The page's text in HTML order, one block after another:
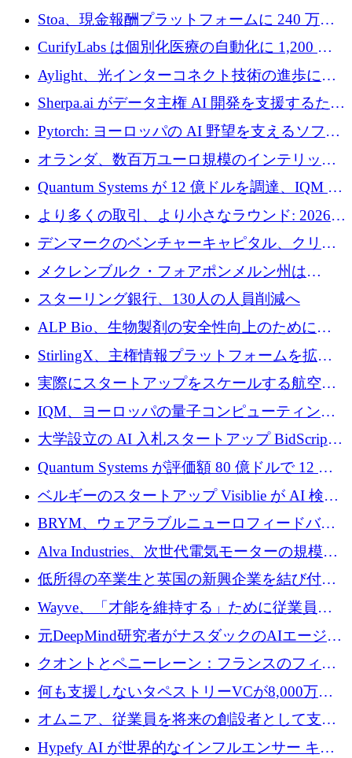
調達、年間収益1億ドルを突破
Stoa、現金報酬プラットフォームに 240 万ド
ルを確保
CurifyLabs は個別化医療の自動化に 1,200 万
ユーロを寄付
Aylight、光インターコネクト技術の進歩に向
けて450万ユーロのプレシードラウンドを終了
Sherpa.ai がデータ主権 AI 開発を支援するため
に 1,800 万ドルを調達
Pytorch: ヨーロッパの AI 野望を支えるソフト
ウェア層
オランダ、数百万ユーロ規模のインテリック
との提携で軍用ドローンにソフトウェアファ
ースト戦略を採用
Quantum Systems が 12 億ドルを調達、IQM が
米国の主要取引所で初の欧州量子企業とな
る、6 月に欧州のスタートアップ資金調達
より多くの取引、より小さなラウンド: 2026
年 6 月に欧州のスタートアップ資金調達
デンマークのベンチャーキャピタル、クリメ
ンタム・キャピタルが気候変動対策ハードウ
ェア投資として初回クローズで6,000万ユーロ
を確保
メクレンブルク・フォアポンメルン州は
Nextcloud を州全体に展開し、オープンソース
スターリング銀行、130人の人員削減へ
ALP Bio、生物製剤の安全性向上のために
Venture Kick から 16 万 1,000 ユーロを調達
StirlingX、主権情報プラットフォームを拡張
するためにシリーズ A で 2,000 万ドルを確保
実際にスタートアップをスケールする航空イ
ノベーション モデルを学ぶ
IQM、ヨーロッパの量子コンピューティング
企業として初めて米国の主要取引所に上場
大学設立の AI 入札スタートアップ BidScript
がプレシード資金総額 100 万ドルを突破
Quantum Systems が評価額 80 億ドルで 12 億
ドルを調達
ベルギーのスタートアップ Visiblie が AI 検索
の可視化のために 50 万ユーロを調達
BRYM、ウェアラブルニューロフィードバッ
クプラットフォームの開発に65万ユーロを確
Alva Industries、次世代電気モーターの規模拡
大に 1,600 万ユーロを調達
低所得の卒業生と英国の新興企業を結び付け
るためにCommon Pathを開始
Wayve、「才能を維持する」ために従業員に
8,500万ドルの株式公開買い付けを実施
元DeepMind研究者がナスダックのAIエージェ
ントを拡張するためにCreandumの資金調達で
記録を獲得
クオントとペニーレーン：フランスのフィン
テックの友人と敵
何も支援しないタペストリーVCが8,000万ド
ルの資金を調達、ロンドン事務所を開設
オムニア、従業員を将来の創設者として支援
するために Firedrop でファンドを立ち上げる
Hypefy AI が世界的なインフルエンサー キャ